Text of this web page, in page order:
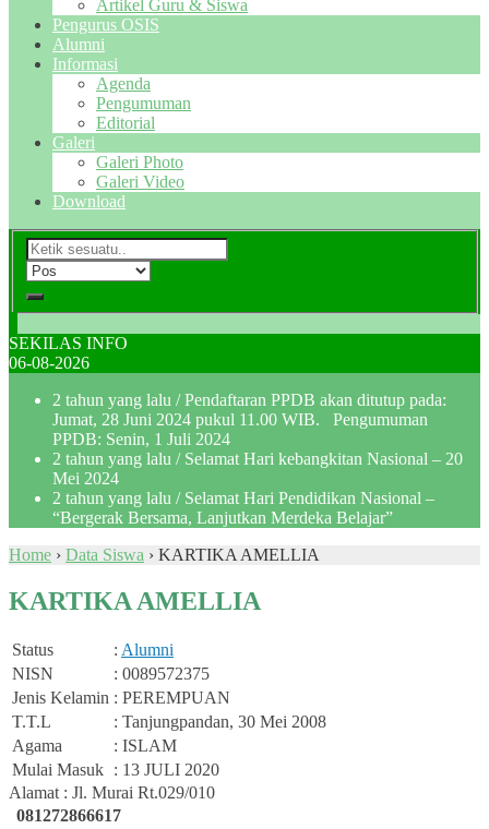
Artikel Guru & Siswa
Pengurus OSIS
Alumni
Informasi
Agenda
Pengumuman
Editorial
Galeri
Galeri Photo
Galeri Video
Download
SEKILAS INFO
06-08-2026
2 tahun yang lalu / Pendaftaran PPDB akan ditutup pada:
Jumat, 28 Juni 2024 pukul 11.00 WIB. Pengumuman
PPDB: Senin, 1 Juli 2024
2 tahun yang lalu / Selamat Hari kebangkitan Nasional – 20
Mei 2024
2 tahun yang lalu / Selamat Hari Pendidikan Nasional –
“Bergerak Bersama, Lanjutkan Merdeka Belajar”
Home › Data Siswa › KARTIKA AMELLIA
KARTIKA AMELLIA
Status : Alumni
NISN
: 0089572375
Jenis Kelamin : PEREMPUAN
T.T.L
: Tanjungpandan, 30 Mei 2008
Agama
: ISLAM
Mulai Masuk : 13 JULI 2020
Alamat : Jl. Murai Rt.029/010
081272866617